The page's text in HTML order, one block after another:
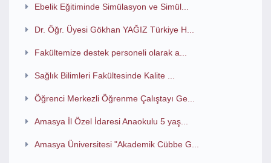
Ebelik Eğitiminde Simülasyon ve Simül...
Dr. Öğr. Üyesi Gökhan YAĞIZ Türkiye H...
Fakültemize destek personeli olarak a...
Sağlık Bilimleri Fakültesinde Kalite ...
Öğrenci Merkezli Öğrenme Çalıştayı Ge...
Amasya İl Özel İdaresi Anaokulu 5 yaş...
Amasya Üniversitesi "Akademik Cübbe G...